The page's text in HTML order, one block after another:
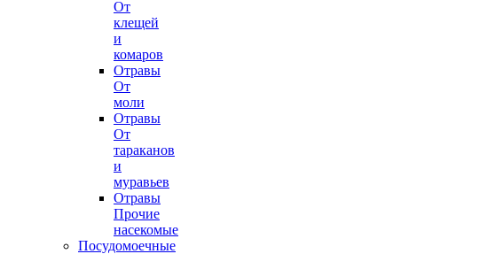
От
клещей
и
комаров
Отравы
От
моли
Отравы
От
тараканов
и
муравьев
Отравы
Прочие
насекомые
Посудомоечные